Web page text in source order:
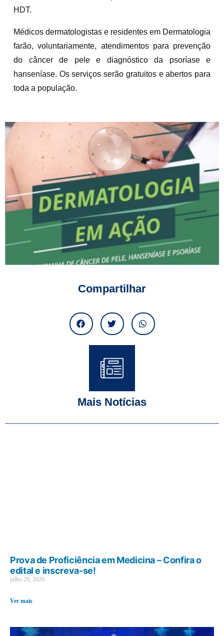
HDT.
Médicos dermatologistas e residentes em Dermatologia
farão, voluntariamente, atendimentos para prevenção
do câncer de pele e diagnóstico da psoríase e
hanseníase. Os serviços serão gratuitos e abertos para
toda a população.
Compartilhar
Mais Notícias
Prova de Proficiência em Medicina – Confira o
edital e inscreva-se!
julho 29, 2026
Ver mais